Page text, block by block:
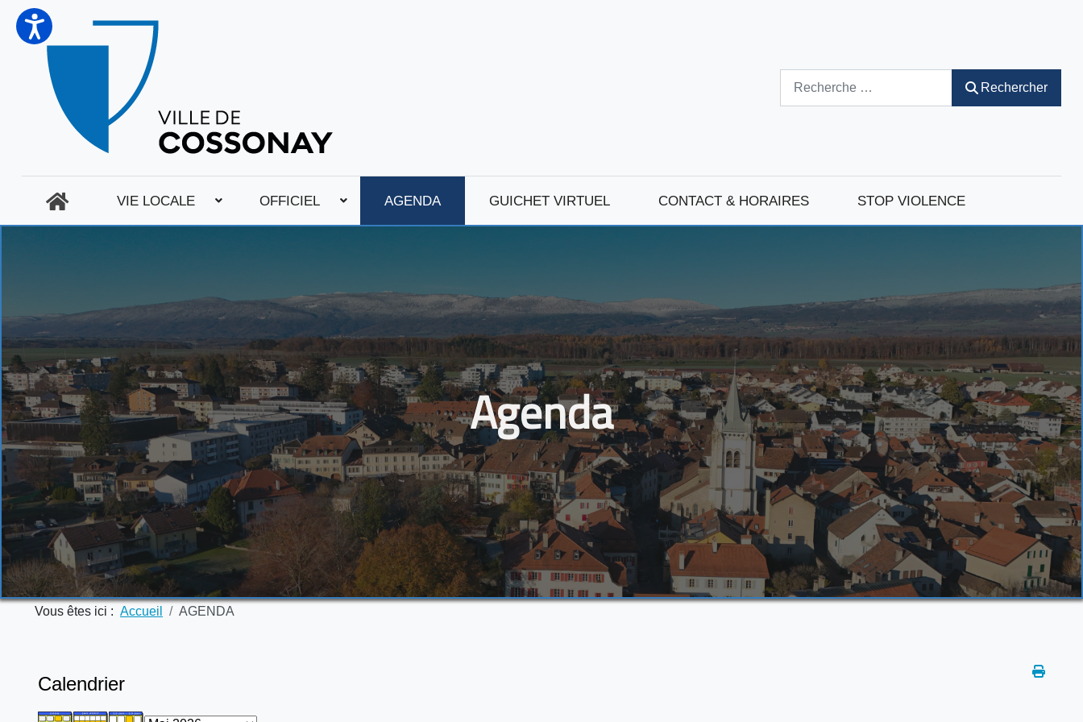
Rechercher
VIE LOCALE OFFICIEL AGENDA GUICHET VIRTUEL CONTACT & HORAIRES STOP VIOLENCE
Agenda
Vous êtes ici : Accueil AGENDA
Calendrier